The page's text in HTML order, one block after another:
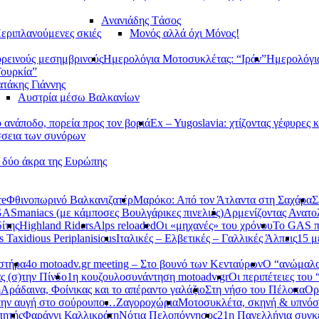
σκιές
Ανανιάδης Tάσος
Μονός αλλά όχι Μόνος!
μεσημβρινούςΗμερολόγια Μοτοσυκλέτας: “Ιράν”
Γιάννης
Αυστρία μέσω Βαλκανίων
πορεία προς τον βοριάEx – Yugoslavia: χτίζοντας γέφυρες
των συνόρων
δύο άκρα της Ευρώπης
Φθινοπωρινό ΒαλκανιζατέρΜαρόκο: Από τον Άτλαντα στη Σαχάρα
(με κάμποσες Βουλγάρικες πινελιές)Αρμενίζοντας
Highland RidersAlps reloadedΟι «μηχανές» του χρόνουΤο GAS
Taxidious PeriplanisiousΙταλικές – Ελβετικές – Γαλλικές Άλπεις15
4ο motoadv.gr meeting – Στο βουνό των ΚενταύρωνΟ
(σ)την Πίνδο1η κουζουλοσυνάντηση motoadv.grΟι περιπέτειες του
Αράδαινα, Φοίνικας και το απέραντο γαλάζιοΣτη νήσο του Πέλοπα
αυγή στο σούρουπο…ΖαγοροχώριαΜοτοσυκλέτα, σκηνή &
Φαράγγι ΚαλλικράτηΝότια Πελοπόννησος21η Πανελλήνια